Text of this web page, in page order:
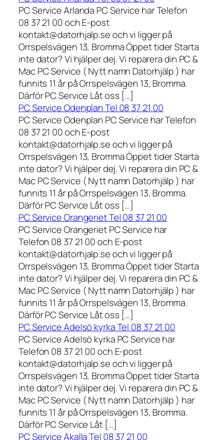
PC Service Arlanda PC Service har Telefon
08 37 21 00 och E-post
kontakt@datorhjalp.se och vi ligger på
Orrspelsvägen 13, Bromma Öppet tider Starta
inte dator? Vi hjälper dej. Vi reparera din PC &
Mac PC Service ( Nytt namn Datorhjälp ) har
funnits 11 år på Orrspelsvägen 13, Bromma.
Därför PC Service Låt oss […]
PC Service Odenplan Tel 08 37 21 00
PC Service Odenplan PC Service har Telefon
08 37 21 00 och E-post
kontakt@datorhjalp.se och vi ligger på
Orrspelsvägen 13, Bromma Öppet tider Starta
inte dator? Vi hjälper dej. Vi reparera din PC &
Mac PC Service ( Nytt namn Datorhjälp ) har
funnits 11 år på Orrspelsvägen 13, Bromma.
Därför PC Service Låt oss […]
PC Service Orangeriet Tel 08 37 21 00
PC Service Orangeriet PC Service har
Telefon 08 37 21 00 och E-post
kontakt@datorhjalp.se och vi ligger på
Orrspelsvägen 13, Bromma Öppet tider Starta
inte dator? Vi hjälper dej. Vi reparera din PC &
Mac PC Service ( Nytt namn Datorhjälp ) har
funnits 11 år på Orrspelsvägen 13, Bromma.
Därför PC Service Låt oss […]
PC Service Adelsö kyrka Tel 08 37 21 00
PC Service Adelsö kyrka PC Service har
Telefon 08 37 21 00 och E-post
kontakt@datorhjalp.se och vi ligger på
Orrspelsvägen 13, Bromma Öppet tider Starta
inte dator? Vi hjälper dej. Vi reparera din PC &
Mac PC Service ( Nytt namn Datorhjälp ) har
funnits 11 år på Orrspelsvägen 13, Bromma.
Därför PC Service Låt […]
PC Service Akalla Tel 08 37 21 00